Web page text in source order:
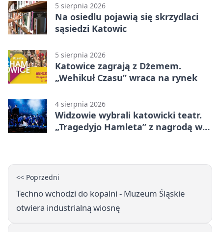
5 sierpnia 2026
Na osiedlu pojawią się skrzydlaci
sąsiedzi Katowic
5 sierpnia 2026
Katowice zagrają z Dżemem.
„Wehikuł Czasu” wraca na rynek
4 sierpnia 2026
Widzowie wybrali katowicki teatr.
„Tragedyjo Hamleta” z nagrodą w
<< Poprzedni
Techno wchodzi do kopalni - Muzeum Śląskie
otwiera industrialną wiosnę